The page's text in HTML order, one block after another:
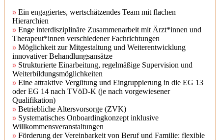
Ein engagiertes, wertschätzendes Team mit flachen
Hierarchien
Enge interdisziplinäre Zusammenarbeit mit Ärzt*innen und
Therapeut*innen verschiedener Fachrichtungen
Möglichkeit zur Mitgestaltung und Weiterentwicklung
innovativer Behandlungsansätze
Strukturierte Einarbeitung, regelmäßige Supervision und
Weiterbildungsmöglichkeiten
Eine attraktive Vergütung und Eingruppierung in die EG 13
oder EG 14 nach TVöD-K (je nach vorgewiesener
Qualifikation)
Betriebliche Altersvorsorge (ZVK)
Systematisches Onboardingkonzept inklusive
Willkommensveranstaltungen
Förderung der Vereinbarkeit von Beruf und Familie: flexible